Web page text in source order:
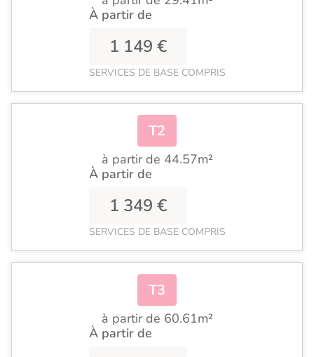
À partir de
1 149 €
SERVICES DE BASE COMPRIS
T2
à partir de 44.57m²
À partir de
1 349 €
SERVICES DE BASE COMPRIS
T3
à partir de 60.61m²
À partir de